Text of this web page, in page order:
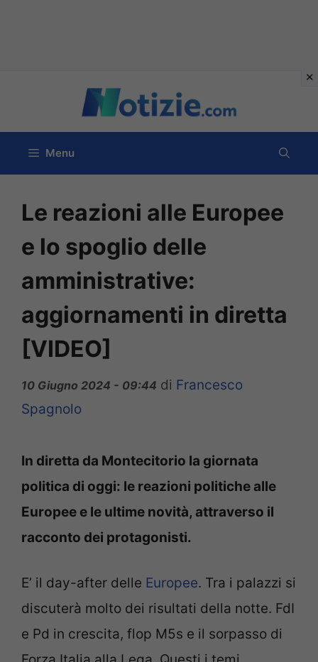
contenuto
Menu
Le reazioni alle Europee
e lo spoglio delle
amministrative:
aggiornamenti in diretta
[VIDEO]
10 Giugno 2024 - 09:44 di Francesco
Spagnolo
In diretta da Montecitorio la giornata
politica di oggi: le reazioni politiche alle
Europee e le ultime novità, attraverso il
racconto dei protagonisti.
E’ il day-after delle Europee. Tra i palazzi si
discuterà molto dei risultati della notte. FdI
e Pd in crescita, flop M5s e il sorpasso di